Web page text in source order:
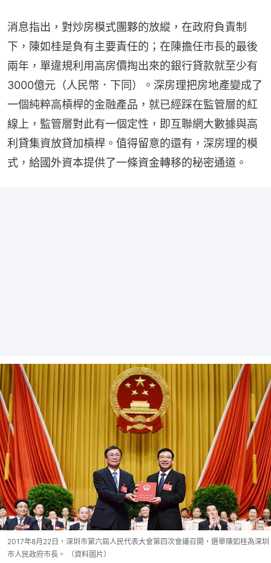
消息指出，對炒房模式團夥的放縱，在政府負責制
下，陳如桂是負有主要責任的；在陳擔任市長的最後
兩年，單違規利用高房價掏出來的銀行貸款就至少有
3000億元（人民幣．下同）。深房理把房地產變成了
一個純粹高槓桿的金融產品，就已經踩在監管層的紅
線上，監管層對此有一個定性，即互聯網大數據與高
利貸集資放貸加槓桿。值得留意的還有，深房理的模
式，給國外資本提供了一條資金轉移的秘密通道。
2017年8月22日，深圳市第六屆人民代表大會第四次會議召開，選舉陳如桂為深圳
市人民政府市長。 （資料圖片）